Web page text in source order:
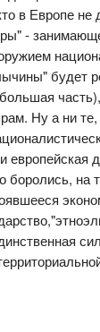
в Европе не
-
будет
Ну а ни те,
европейская
боролись, на